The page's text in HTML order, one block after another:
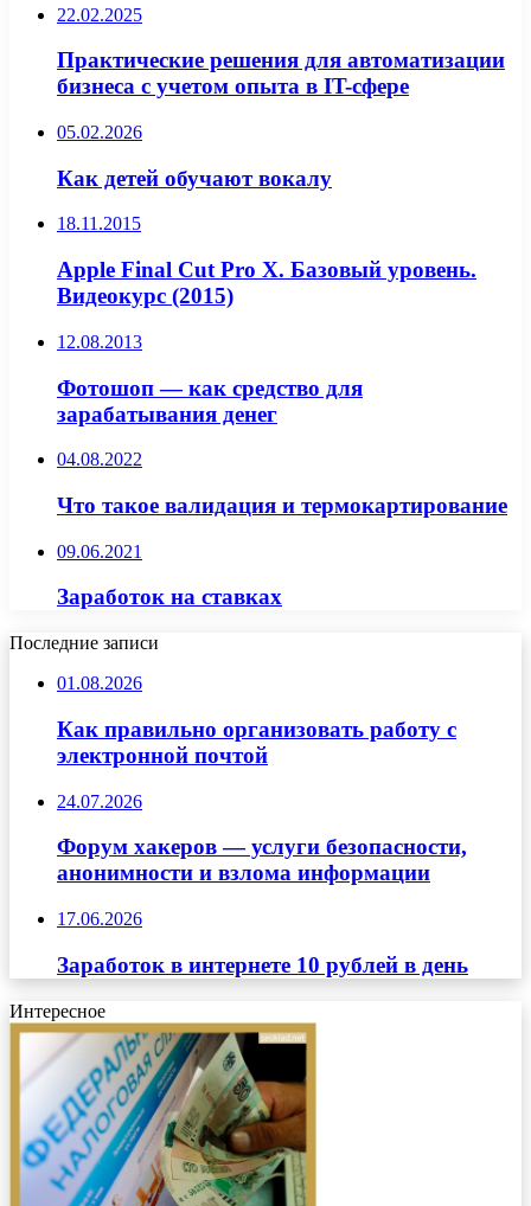
22.02.2025
Практические решения для автоматизации
бизнеса с учетом опыта в IT-сфере
05.02.2026
Как детей обучают вокалу
18.11.2015
Apple Final Cut Pro X. Базовый уровень.
Видеокурс (2015)
12.08.2013
Фотошоп — как средство для
зарабатывания денег
04.08.2022
Что такое валидация и термокартирование
09.06.2021
Заработок на ставках
Последние записи
01.08.2026
Как правильно организовать работу с
электронной почтой
24.07.2026
Форум хакеров — услуги безопасности,
анонимности и взлома информации
17.06.2026
Заработок в интернете 10 рублей в день
Интересное